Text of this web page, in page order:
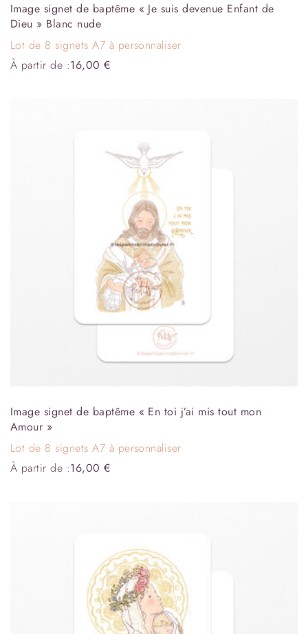
Image signet de baptême « Je suis devenue Enfant de
Dieu » Blanc nude
Lot de 8 signets A7 à personnaliser
À partir de :16,00€
Image signet de baptême « En toi j’ai mis tout mon
Amour »
Lot de 8 signets A7 à personnaliser
À partir de :16,00€